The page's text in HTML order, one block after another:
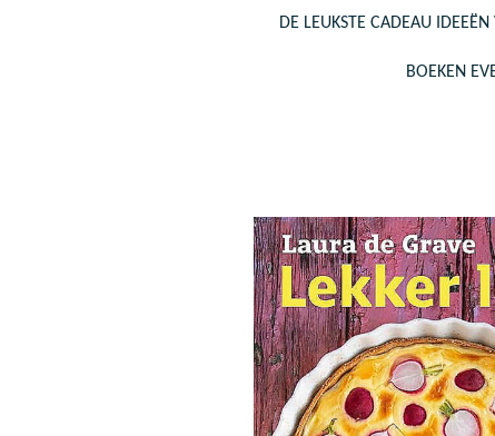
DE LEUKSTE CADEAU
BOEKEN